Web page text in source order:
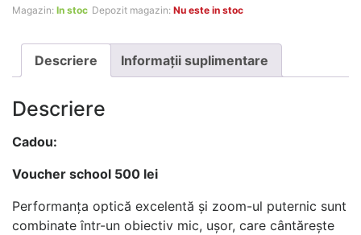
Magazin: In stoc Depozit magazin: Nu este in stoc
Descriere Informații suplimentare
Descriere
Cadou:
Voucher school 500 lei
Performanța optică excelentă și zoom-ul puternic sunt
combinate într-un obiectiv mic, ușor, care cântărește